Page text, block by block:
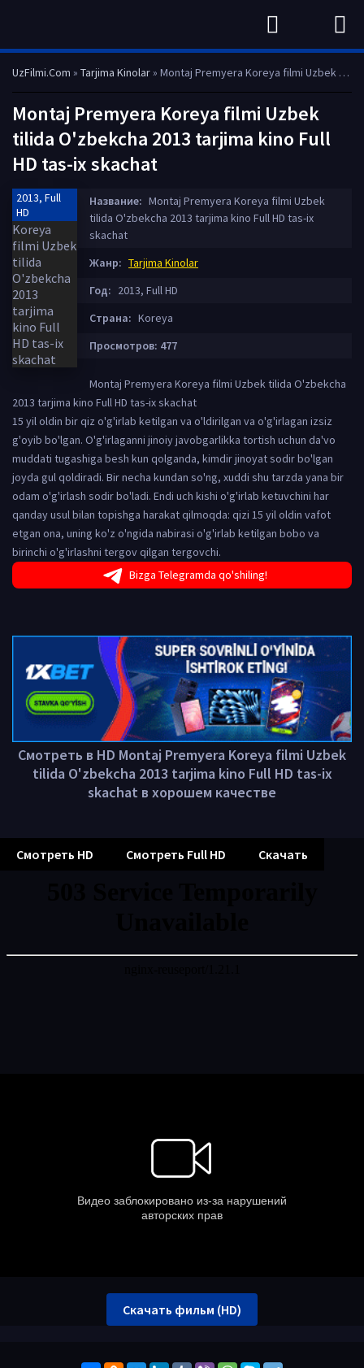
UzFilmi.Com » Tarjima Kinolar» Montaj Premyera Koreya filmi Uzbek tilida O'zbekcha 2013 tarjima kino Full HD tas-ix skachat
Montaj Premyera Koreya filmi Uzbek
tilida O'zbekcha 2013 tarjima kino Full
HD tas-ix skachat
2013, Full
HD
Название: Montaj Premyera Koreya filmi Uzbek
tilida O'zbekcha 2013 tarjima kino Full HD tas-ix
skachat
Жанр: Tarjima Kinolar
Год: 2013, Full HD
Страна: Koreya
Просмотров: 477
Montaj Premyera Koreya filmi Uzbek tilida O'zbekcha
2013 tarjima kino Full HD tas-ix skachat
15 yil oldin bir qiz o'g'irlab ketilgan va o'ldirilgan va o'g'irlagan izsiz
g'oyib bo'lgan. O'g'irlaganni jinoiy javobgarlikka tortish uchun da'vo
muddati tugashiga besh kun qolganda, kimdir jinoyat sodir bo'lgan
joyda gul qoldiradi. Bir necha kundan so'ng, xuddi shu tarzda yana bir
odam o'g'irlash sodir bo'ladi. Endi uch kishi o'g'irlab ketuvchini har
qanday usul bilan topishga harakat qilmoqda: qizi 15 yil oldin vafot
etgan ona, uning ko'z o'ngida nabirasi o'g'irlab ketilgan bobo va
birinchi o'g'irlashni tergov qilgan tergovchi.
Bizga Telegramda qo'shiling!
Смотреть в HD Montaj Premyera Koreya filmi Uzbek
tilida O'zbekcha 2013 tarjima kino Full HD tas-ix
skachat в хорошем качестве
Смотреть HD Смотреть Full HD Скачать
Скачать фильм (HD)